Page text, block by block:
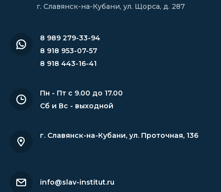
г. Славянск-на-Кубани, ул. Щорса, д. 287
8 989 279-33-94
8 918 953-07-57
8 918 443-16-41
Пн - Пт с 9.00 до 17.00
Сб и Вс - выходной
г. Славянск-на-Кубани, ул. Проточная, 136
info@slav-institut.ru